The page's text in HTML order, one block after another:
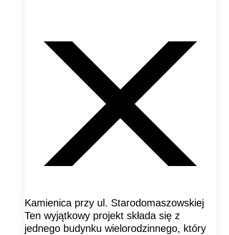
Kamienica przy ul. Starodomaszowskiej
Ten wyjątkowy projekt składa się z
jednego budynku wielorodzinnego, który